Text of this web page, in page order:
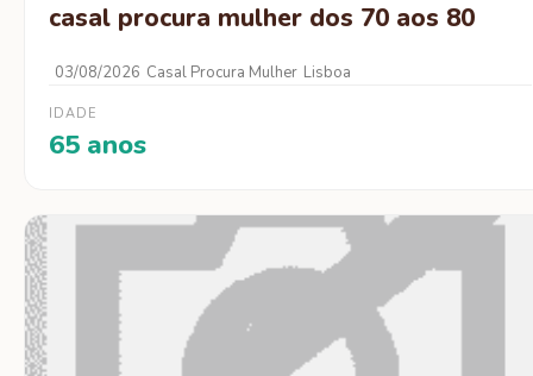
casal procura mulher dos 70 aos 80
03/08/2026 Casal Procura Mulher Lisboa
IDADE
65 anos